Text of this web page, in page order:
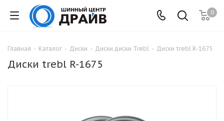
0
Главная - Каталог - Диски - Диски диски Trebl - Диски trebl R-1675
Диски trebl R-1675